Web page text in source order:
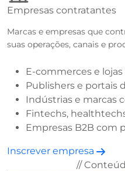
Empresas contratantes
Marcas e empresas que
suas operações, canais e
E-commerces e
Publishers e portais
Indústrias e marcas
Fintechs,
Empresas B2B com
Inscrever empresa
//